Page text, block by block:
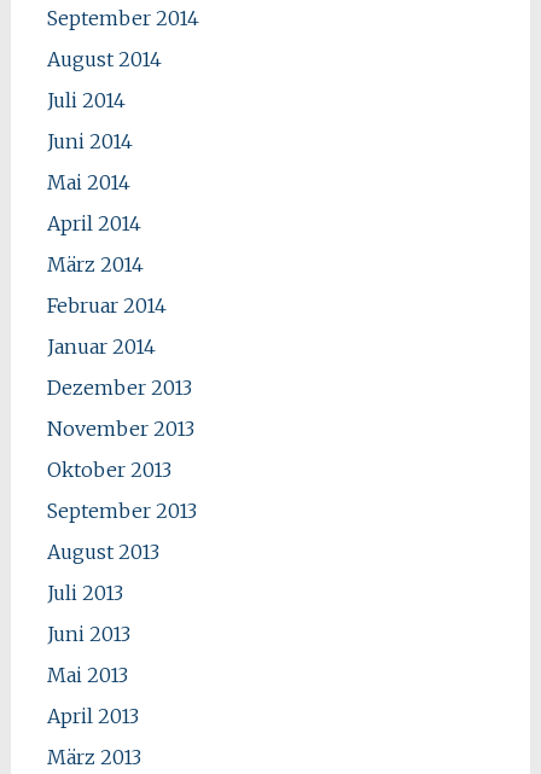
September 2014
August 2014
Juli 2014
Juni 2014
Mai 2014
April 2014
März 2014
Februar 2014
Januar 2014
Dezember 2013
November 2013
Oktober 2013
September 2013
August 2013
Juli 2013
Juni 2013
Mai 2013
April 2013
März 2013